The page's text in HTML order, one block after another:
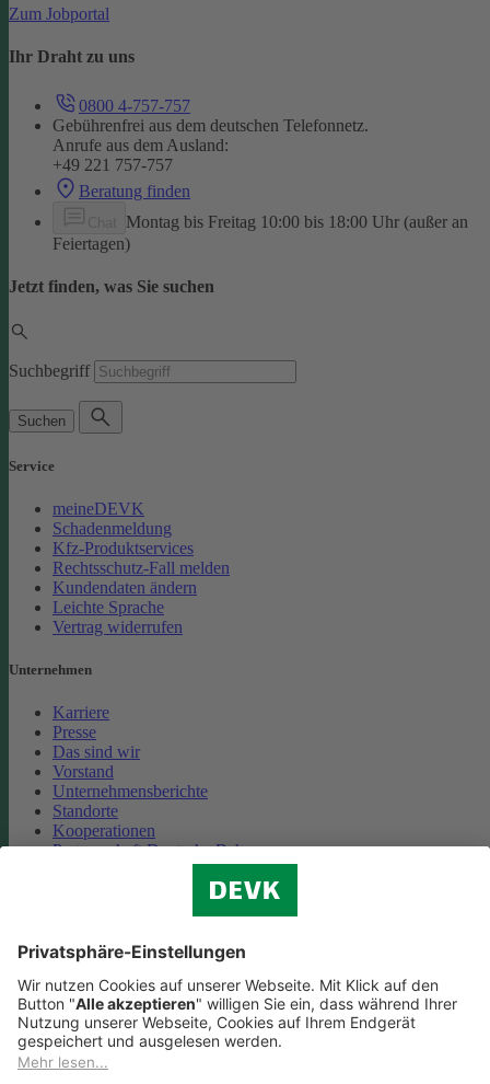
Zum Jobportal
Ihr Draht zu uns
0800 4-757-757
Gebührenfrei aus dem deutschen Telefonnetz.
Anrufe aus dem Ausland:
+49 221 757-757
Beratung finden
Montag bis Freitag 10:00 bis 18:00 Uhr (außer an
Feiertagen)
Jetzt finden, was Sie suchen
Suchbegriff
Suchen
Service
meineDEVK
Schadenmeldung
Kfz-Produktservices
Rechtsschutz-Fall melden
Kundendaten ändern
Leichte Sprache
Vertrag widerrufen
Unternehmen
Karriere
Presse
Das sind wir
Vorstand
Unternehmensberichte
Standorte
Kooperationen
Partnerschaft Deutsche Bahn
Cookie-Einstellungen
Datenschutz
Impressum